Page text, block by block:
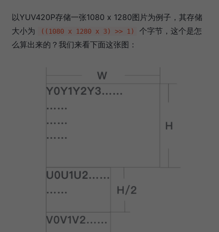
以YUV420P存储一张1080 x 1280图片为例子，其存储
大小为
((1080 x 1280 x 3) >> 1)
个字节，这个是怎
么算出来的？我们来看下面这张图：